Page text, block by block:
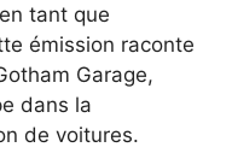
tant que
émission raconte
Garage,
dans la
de voitures.